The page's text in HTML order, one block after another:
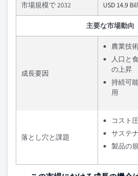
市場規模で 2032 USD 14.9
主要な市場動向
成長要因
農業技
人口と
の上昇
持続可
用
落とし穴と課題
コスト
サステ
製品の